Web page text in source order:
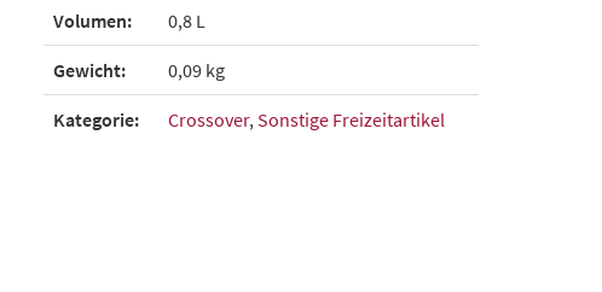
Volumen: 0,8 L
Gewicht: 0,09 kg
Kategorie: Crossover,Sonstige Freizeitartikel